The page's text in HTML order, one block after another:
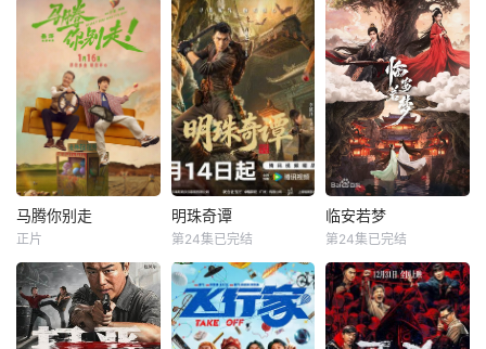
交锋中悄然重续
【嘿叭电影
启【嘿叭电影-高清
视频
黄璐
青年法官沈谢秩携
手律师秦睿，与舒
静、胡艾溪、陈向
辉等法律同侪深入
基层工作，为人民
群众解决亲子矛
盾、婚姻困境等纷
繁的社会、家庭问
题；在一桩桩案件
中，秉持法律无情
行初心使命、坚守
法治信仰的
刘雅瑟
本剧改编自豆瓣阅
读连载小说《隐身
的名字》，作者易
难【嘿叭电影-高清
视频免费在线观
看】
袁姗姗
三年前，数学天才
饶雨瓷被闺蜜兼创
业合伙人白靓靓设
计构陷，因‘药物成
瘾’袭击母亲，被家
人强制送进了心康
治疗中心接受治
疗，而白靓靓靠卖
掉两人创办的公
司，成为历森集团
情、爱情、事业悉
数从她的
马腾你别走
宋茜
没钱没爱还没心没
肺的马腾（林更新
马腾你别走
正片
明珠奇谭
李艺彤
一双绣花鞋拉开了
文物专家陈友熙的
明珠奇谭
第24集已完结
临安若梦
白川
出品公司：中视天
鸿 开机时间：
临安若梦
第24集已完结